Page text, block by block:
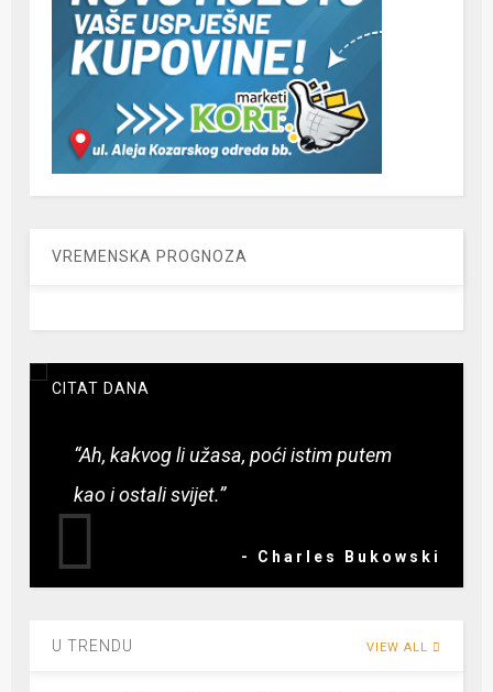
VREMENSKA PROGNOZA
CITAT DANA
“Ah, kakvog li užasa, poći istim putem
kao i ostali svijet.”
- Charles Bukowski
U TRENDU VIEW ALL